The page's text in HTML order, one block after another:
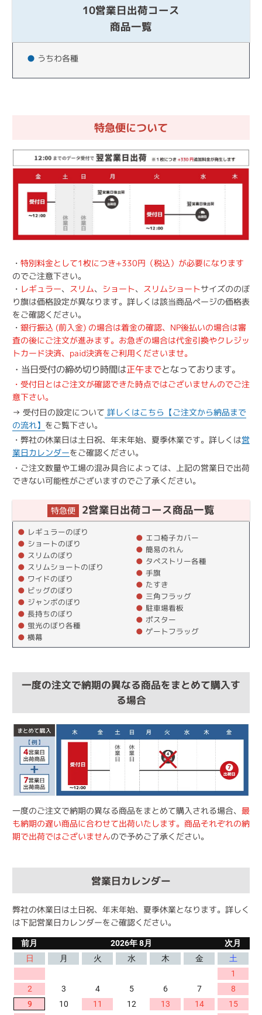
10営業日出荷コース
商品一覧
● うちわ各種
特急便について
・ 特別料金として1枚につき+330円（税込）が必要になります
のでご注意下さい。
・ レギュラー、 スリム、 ショート、 スリムショートサイズののぼ
り旗は価格設定が異なります。詳しくは該当商品ページの価格表
をご確認ください。
・ 銀行振込 (前入金) の場合は着金の確認、NP後払いの場合は審
査の後にご注文が進みます。お急ぎの場合は代金引換やクレジッ
トカード決済、paid決済をご利用くださいませ。
・当日受付の締め切り時間は正午までとなっております。
・受付日とはご注文が確認できた時点ではございませんのでご注
意下さい。
→ 受付日の設定について 詳しくはこちら【ご注文から納品まで
の流れ】 をご覧下さい。
・弊社の休業日は土日祝、年末年始、夏季休業です。詳しくは営
業日カレンダーをご確認ください。
・ご注文数量や工場の混み具合によっては、上記の営業日で出荷
できない可能性がございますのでご了承ください。
特急便 2営業日出荷コース商品一覧
● レギュラーのぼり
● ショートのぼり
● スリムのぼり
● スリムショートのぼり
● ワイドのぼり
● ビッグのぼり
● ジャンボのぼり
● 長持ちのぼり
● 蛍光のぼり各種
● 横幕
● エコ椅子カバー
● 簡易のれん
● タペストリー各種
● 手旗
● たすき
● 三角フラッグ
● 駐車場看板
● ポスター
● ゲートフラッグ
一度の注文で納期の異なる商品をまとめて購入す
る場合
一度のご注文で納期の異なる商品をまとめて購入される場合、 最
も納期の遅い商品に合わせて出荷いたします。商品それぞれの納
期で出荷ではございませんので予めご了承ください。
営業日カレンダー
弊社の休業日は土日祝、年末年始、夏季休業となります。詳しく
は下記営業日カレンダーをご確認ください。